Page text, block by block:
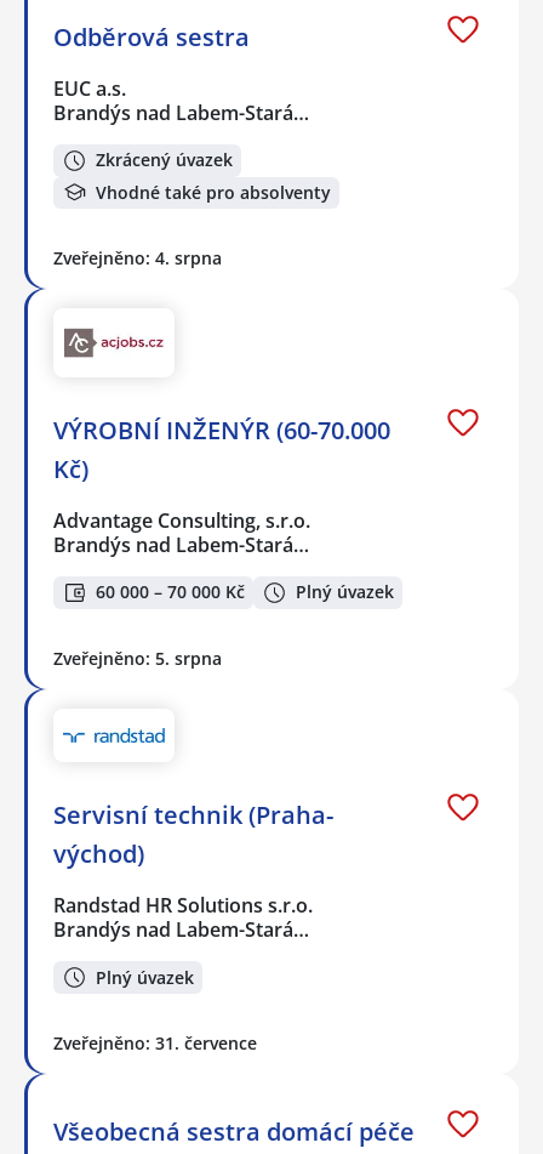
Odběrová sestra
EUC a.s.
Brandýs nad Labem-Stará…
Zkrácený úvazek
Vhodné také pro absolventy
Zveřejněno: 4. srpna
VÝROBNÍ INŽENÝR (60-70.000
Kč)
Advantage Consulting, s.r.o.
Brandýs nad Labem-Stará…
60 000 – 70 000 Kč Plný úvazek
Zveřejněno: 5. srpna
Servisní technik (Praha-
východ)
Randstad HR Solutions s.r.o.
Brandýs nad Labem-Stará…
Plný úvazek
Zveřejněno: 31. července
Všeobecná sestra domácí péče